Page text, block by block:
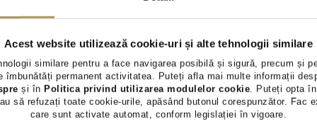
Acest website utilizează cookie-uri și alte tehnologii similare
similare pentru a face navigarea posibilă și sigură, precum și
îmbunătăți permanent activitatea. Puteți afla mai multe informații
și în Politica privind utilizarea modulelor cookie. Puteți opta
să refuzați toate cookie-urile, apăsând butonul corespunzător. Fac
care sunt activate automat, conform legislației în vigoare.
nota de informare GDPR
18 ani impliniti
o anumita oferta postata pe website, puteti aflaaicicum va